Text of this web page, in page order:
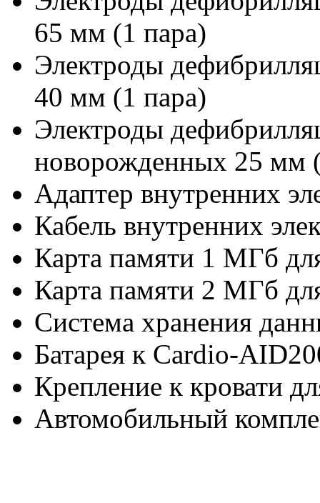
65 мм (1 пара)
Электроды
40 мм (1 пара)
Электроды
новорожденных 25 мм
Адаптер внутренних
Кабель внутренних
Карта памяти 1 МГб
Карта памяти 2 МГб
Система хранения
Батарея к Cardio-
Крепление к кровати
Автомобильный